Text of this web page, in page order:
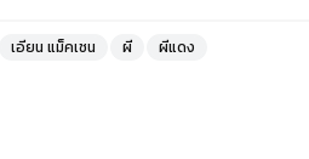
เอียน แม็คเชน ผี ผีแดง